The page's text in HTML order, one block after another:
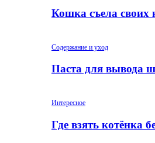
Кошка съела своих
Содержание и уход
Паста для вывода
Интересное
Где взять котёнка